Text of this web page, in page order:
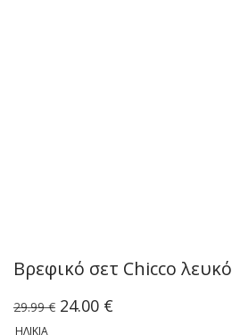
Βρεφικό σετ Chicco λευκό
29.99€ Original
24.00 €
ΗΛΙΚΊΑ